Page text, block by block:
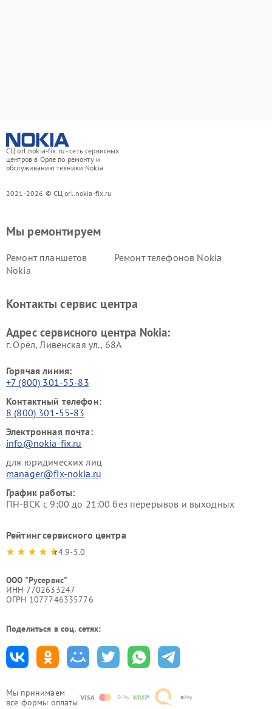
СЦ orl.nokia-fix.ru - сеть сервисных
центров в Орле по ремонту и
обслуживанию техники Nokia
2021-2026 © СЦ orl.nokia-fix.ru
Мы принимаем
все формы оплаты
Мы ремонтируем
Ремонт планшетов
Nokia
Ремонт телефонов Nokia
Контакты сервис центра
Адрес сервисного центра Nokia:
г. Орёл, Ливенская ул., 68А
Горячая линия:
+7 (800) 301-55-83
Контактный телефон:
8 (800) 301-55-83
Электронная почта:
info@nokia-fix.ru
для юридических лиц
manager@fix-nokia.ru
График работы:
ПН-ВСК с 9:00 до 21:00 без перерывов и выходных
Рейтинг сервисного центра
4.9-5.0
ООО "Русервис"
ИНН 7702633247
ОГРН 1077746335776
Поделиться в соц. сетях: